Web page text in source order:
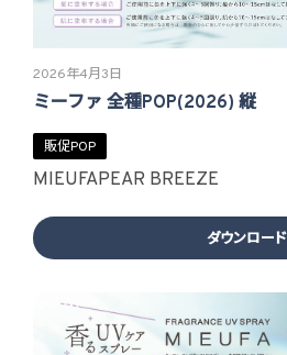
2026年4月3日
ミーファ 全種POP(2026) 縦
販促POP
MIEUFAPEAR BREEZE
ダウンロード